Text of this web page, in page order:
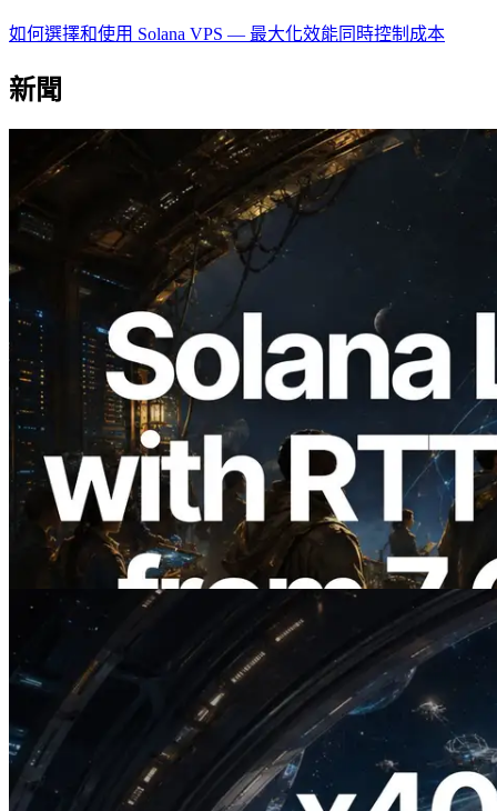
如何選擇和使用 Solana VPS — 最大化效能同時控制成本
新聞
2026.08.05
ERPC 擴展 Solana Leader Slot API：新
增全球 7 個區域的 Ping 測量 —
Validators Information API 同步上線